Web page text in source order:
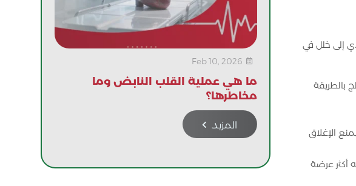

Feb 10, 2026
ما هي عملية القلب النابض وما
مخاطرها؟
المزيد 
إلى خلل في
بالطريقة
الإغلاق
أكثر عرضة